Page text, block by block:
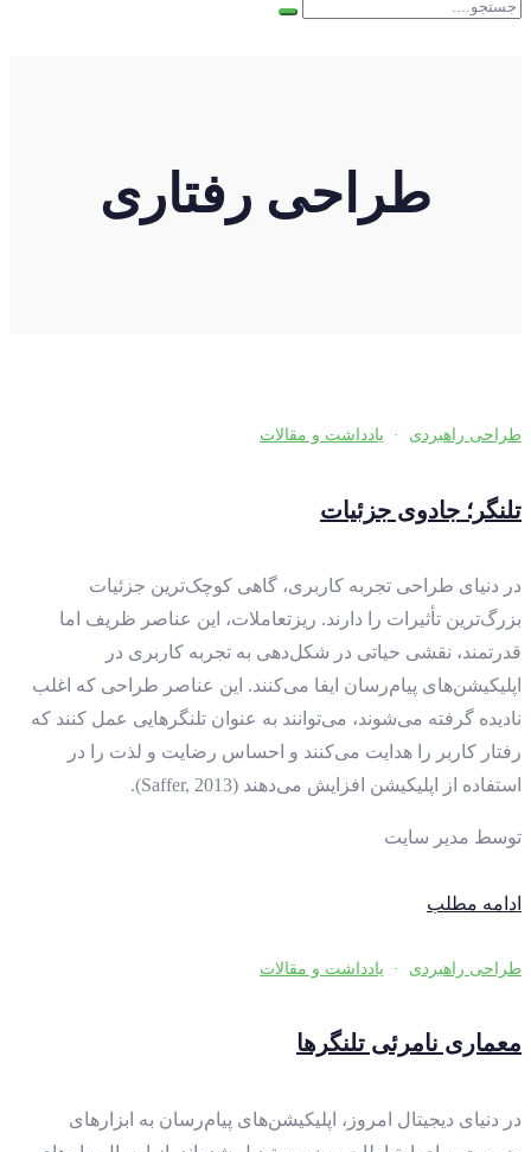
طراحی رفتاری
طراحی راهبردی · یادداشت و مقالات
تلنگر؛ جادوی جزئیات
در دنیای طراحی تجربه کاربری، گاهی کوچک‌ترین جزئیات
بزرگ‌ترین تأثیرات را دارند. ریزتعاملات، این عناصر ظریف اما
قدرتمند، نقشی حیاتی در شکل‌دهی به تجربه کاربری در
اپلیکیشن‌های پیام‌رسان ایفا می‌کنند. این عناصر طراحی که اغلب
نادیده گرفته می‌شوند، می‌توانند به عنوان تلنگرهایی عمل کنند که
رفتار کاربر را هدایت می‌کنند و احساس رضایت و لذت را در
استفاده از اپلیکیشن افزایش می‌دهند (Saffer, 2013).
توسط مدیر سایت
ادامه مطلب
طراحی راهبردی · یادداشت و مقالات
معماری نامرئی تلنگرها
در دنیای دیجیتال امروز، اپلیکیشن‌های پیام‌رسان به ابزارهای